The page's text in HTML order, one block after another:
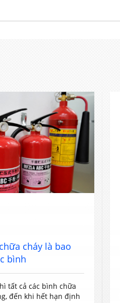
cháy là bao
bình
tất cả các bình chữa
đến khi hết hạn định